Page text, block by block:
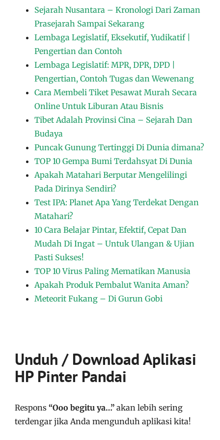
Sejarah Nusantara – Kronologi Dari Zaman
Prasejarah Sampai Sekarang
Lembaga Legislatif, Eksekutif, Yudikatif |
Pengertian dan Contoh
Lembaga Legislatif: MPR, DPR, DPD |
Pengertian, Contoh Tugas dan Wewenang
Cara Membeli Tiket Pesawat Murah Secara
Online Untuk Liburan Atau Bisnis
Tibet Adalah Provinsi Cina – Sejarah Dan
Budaya
Puncak Gunung Tertinggi Di Dunia dimana?
TOP 10 Gempa Bumi Terdahsyat Di Dunia
Apakah Matahari Berputar Mengelilingi
Pada Dirinya Sendiri?
Test IPA: Planet Apa Yang Terdekat Dengan
Matahari?
10 Cara Belajar Pintar, Efektif, Cepat Dan
Mudah Di Ingat – Untuk Ulangan & Ujian
Pasti Sukses!
TOP 10 Virus Paling Mematikan Manusia
Apakah Produk Pembalut Wanita Aman?
Meteorit Fukang – Di Gurun Gobi
Unduh / Download Aplikasi
HP Pinter Pandai
Respons “Ooo begitu ya…” akan lebih sering
terdengar jika Anda mengunduh aplikasi kita!